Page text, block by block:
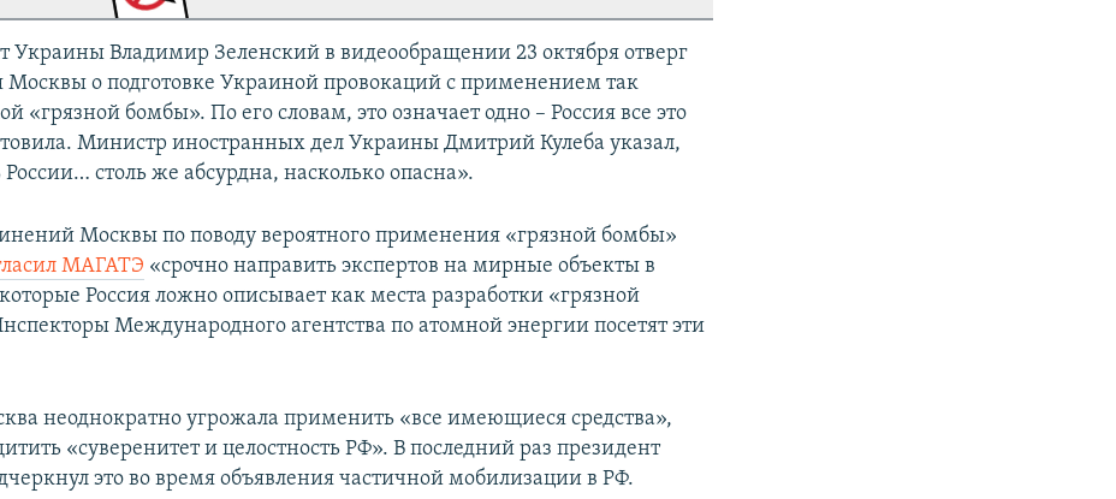
Украины Владимир Зеленский в видеообращении 23 октября отверг
Москвы о подготовке Украиной провокаций с применением так
«грязной бомбы». По его словам, это означает одно – Россия все это
Министр иностранных дел Украины Дмитрий Кулеба указал,
столь же абсурдна, насколько опасна».
Москвы по поводу вероятного применения «грязной бомбы»
МАГАТЭ «срочно направить экспертов на мирные объекты в
Россия ложно описывает как места разработки «грязной
Международного агентства по атомной энергии посетят эти
неоднократно угрожала применить «все имеющиеся средства»,
«суверенитет и целостность РФ». В последний раз президент
это во время объявления частичной мобилизации в РФ.